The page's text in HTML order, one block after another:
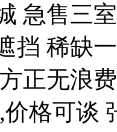
急售三
挡 稀缺
正无浪
格可谈